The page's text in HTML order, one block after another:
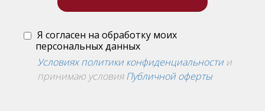
Я согласен на обработку моих
персональных данных
Условиях политики конфиденциальности и
принимаю условияПубличной оферты